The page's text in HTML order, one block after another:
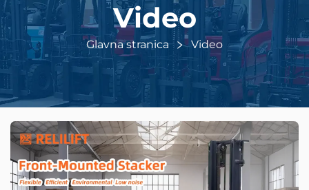
Video
Glavna stranica Video